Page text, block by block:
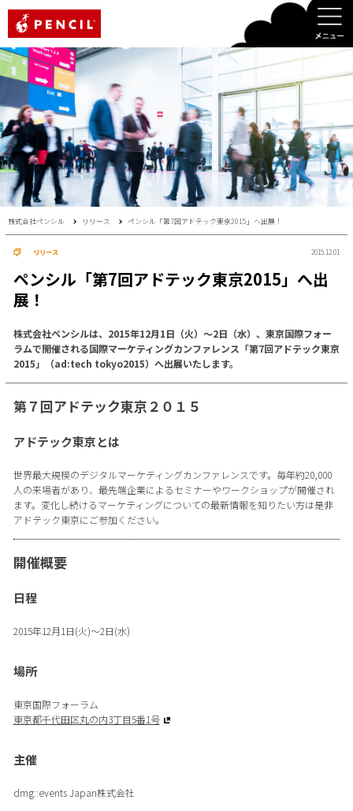
株式会社ペンシル リリース ペンシル「第7回アドテック東京2015」へ出展！
リリース 2015.12.01
ペンシル「第7回アドテック東京2015」へ出
展！
株式会社ペンシルは、2015年12月1日（火）～2日（水）、東京国際フォー
ラムで開催される国際マーケティングカンファレンス「第7回アドテック東京
2015」（ad:tech tokyo2015）へ出展いたします。
第７回アドテック東京２０１５
アドテック東京とは
世界最大規模のデジタルマーケティングカンファレンスです。毎年約20,000
人の来場者があり、最先端企業によるセミナーやワークショップが開催され
ます。変化し続けるマーケティングについての最新情報を知りたい方は是非
アドテック東京にご参加ください。
開催概要
日程
2015年12月1日(火)～2日(水)
場所
東京国際フォーラム
東京都千代田区丸の内3丁目5番1号
主催
dmg::events Japan株式会社